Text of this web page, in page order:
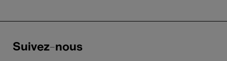
Suivez-nous